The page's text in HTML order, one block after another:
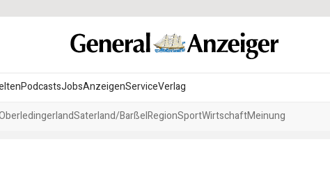
PodcastsJobsAnzeigenServiceVerlag
Saterland/BarßelRegionSportWirtschaftMeinung